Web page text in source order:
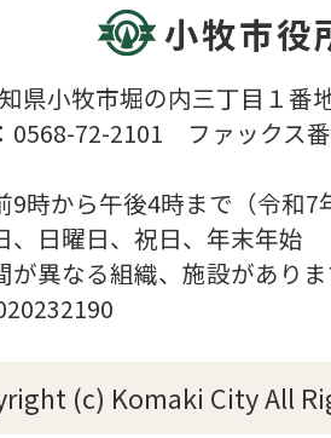
小牧市役
県小牧市堀の内三丁目１番
0568-72-2101 ファックス
9時から午後4時まで（令
、日曜日、祝日、年末年始
が異なる組織、施設があり
(c) Komaki City All